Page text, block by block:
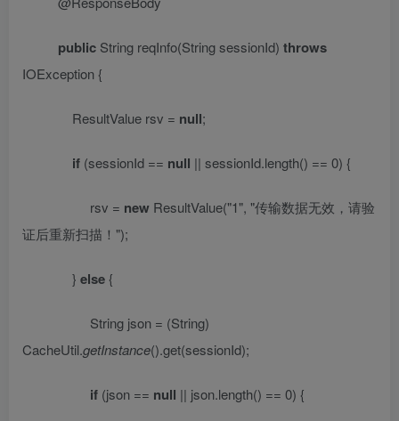
public String reqInfo(String sessionId) throws
IOException {
ResultValue rsv = null;
if (sessionId == null || sessionId.length() == 0) {
rsv = new ResultValue("1", "传输数据无效，请验
证后重新扫描！ ");
} else {
String json = (String)
CacheUtil.getInstance().get(sessionId);
if (json == null || json.length() == 0) {